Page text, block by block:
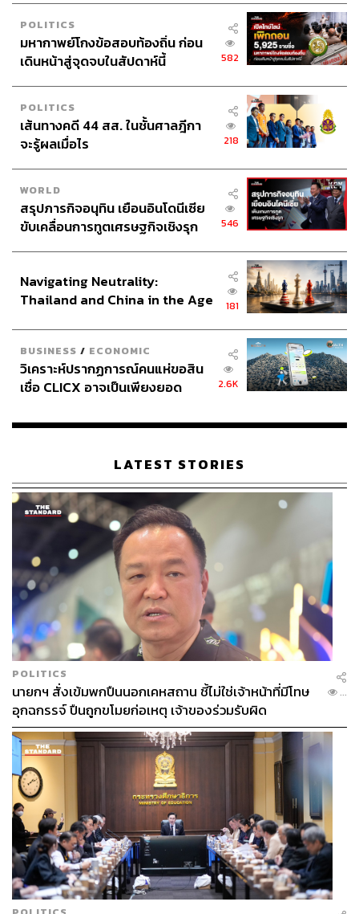
POLITICS
มหากาพย์โกงข้อสอบท้องถิ่น ก่อน
เดินหน้าสู่จุดจบในสัปดาห์นี้
582
POLITICS
เส้นทางคดี 44 สส. ในชั้นศาลฎีกา
จะรู้ผลเมื่อไร
218
WORLD
สรุปภารกิจอนุทิน เยือนอินโดนีเซีย
ขับเคลื่อนการทูตเศรษฐกิจเชิงรุก
546
Navigating Neutrality:
Thailand and China in the Age
181
BUSINESS / ECONOMIC
วิเคราะห์ปรากฏการณ์คนแห่ขอสิน
เชื่อ CLICX อาจเป็นเพียงยอด
เรือนไทยที่ถูกซุกไว้
2.6K
LATEST STORIES
POLITICS
นายกฯ สั่งเข้มพกปืนนอกเคหสถาน ชี้ไม่ใช่เจ้าหน้าที่มีโทษ
อุกฉกรรจ์ ปืนถูกขโมยก่อเหตุ เจ้าของร่วมรับผิด
...